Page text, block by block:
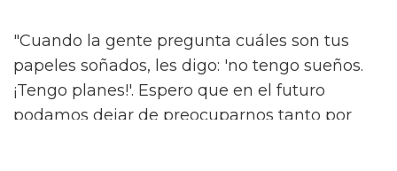
"Cuando la gente pregunta cuáles son tus
papeles soñados, les digo: 'no tengo sueños.
¡Tengo planes!'. Espero que en el futuro
podamos dejar de preocuparnos tanto por